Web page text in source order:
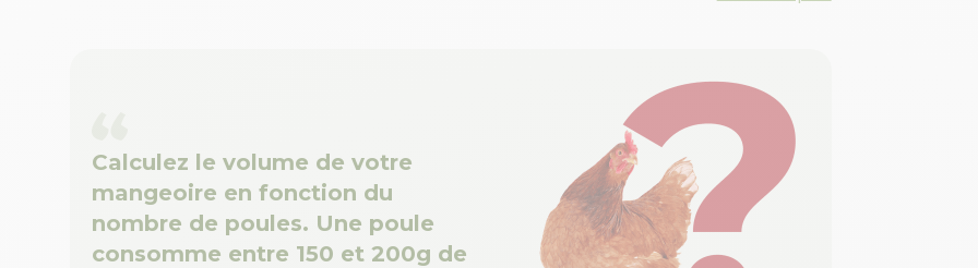
Calculez le volume de votre
mangeoire en fonction du
nombre de poules. Une poule
consomme entre 150 et 200g de